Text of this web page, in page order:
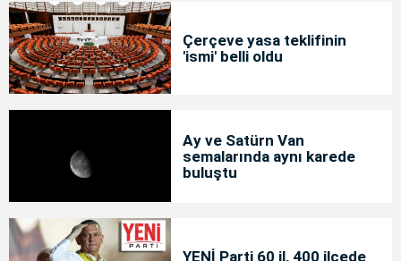
Çerçeve yasa teklifinin
'ismi' belli oldu
Ay ve Satürn Van
semalarında aynı karede
buluştu
YENİ Parti 60 il, 400 ilçede